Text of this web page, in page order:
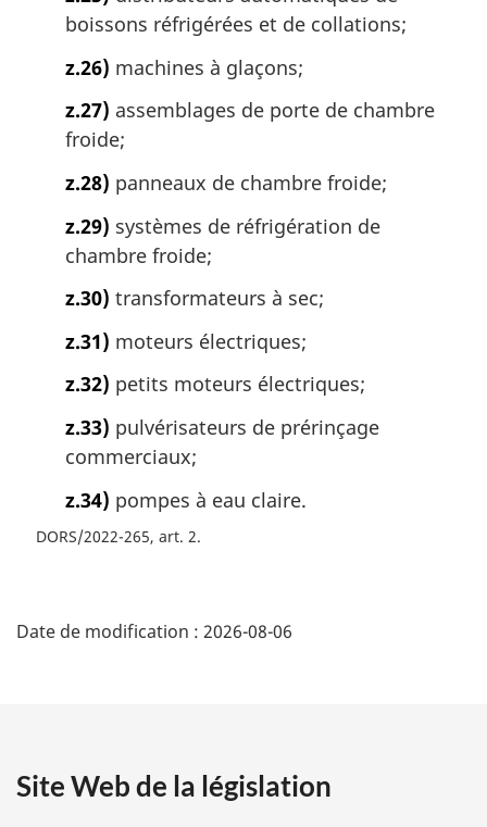
boissons réfrigérées et de collations;
z.26) machines à glaçons;
z.27) assemblages de porte de chambre
froide;
z.28) panneaux de chambre froide;
z.29) systèmes de réfrigération de
chambre froide;
z.30) transformateurs à sec;
z.31) moteurs électriques;
z.32) petits moteurs électriques;
z.33) pulvérisateurs de prérinçage
commerciaux;
z.34) pompes à eau claire.
DORS/2022-265, art. 2
é
i
Date de modification : 2026-08-06
Site Web de la législation